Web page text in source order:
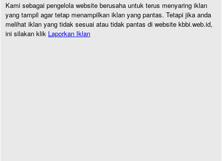
Kami sebagai pengelola website berusaha untuk terus menyaring iklan
yang tampil agar tetap menampilkan iklan yang pantas. Tetapi jika anda
melihat iklan yang tidak sesuai atau tidak pantas di website kbbi.web.id,
ini silakan klik Laporkan Iklan